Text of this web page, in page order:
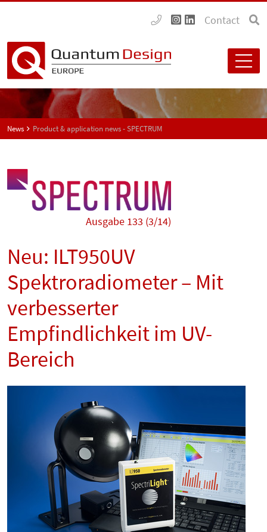
Contact
News Product & application news - SPECTRUM
Ausgabe 133 (3/14)
Neu: ILT950UV
Spektroradiometer – Mit
verbesserter
Empfindlichkeit im UV-
Bereich